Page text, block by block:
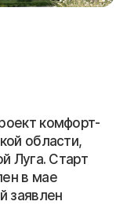
комфорт-
области,
Луга. Старт
в мае
заявлен